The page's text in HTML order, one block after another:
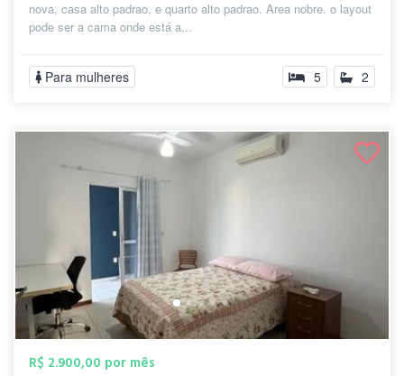
nova, casa alto padrao, e quarto alto padrao. Area nobre. o layout
pode ser a cama onde está a...
Para mulheres 5 2
R$ 2.900,00 por mês